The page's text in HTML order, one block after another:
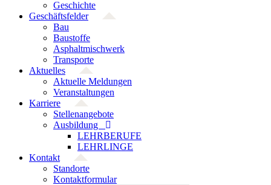
Geschichte
Geschäftsfelder
Bau
Baustoffe
Asphaltmischwerk
Transporte
Aktuelles
Aktuelle Meldungen
Veranstaltungen
Karriere
Stellenangebote
Ausbildung
LEHRBERUFE
LEHRLINGE
Kontakt
Standorte
Kontaktformular